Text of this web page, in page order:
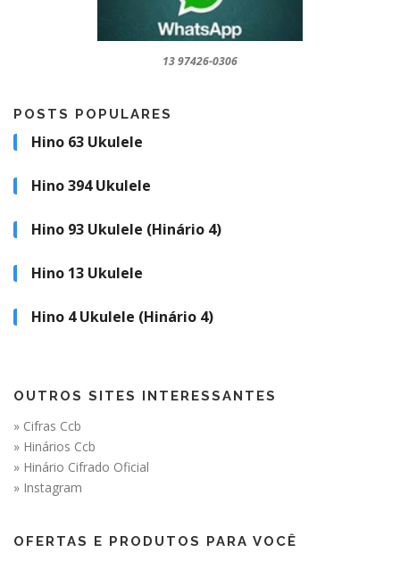
13 97426-0306
POSTS POPULARES
Hino 63 Ukulele
Hino 394 Ukulele
Hino 93 Ukulele (Hinário 4)
Hino 13 Ukulele
Hino 4 Ukulele (Hinário 4)
OUTROS SITES INTERESSANTES
» Cifras Ccb
» Hinários Ccb
» Hinário Cifrado Oficial
» Instagram
OFERTAS E PRODUTOS PARA VOCÊ